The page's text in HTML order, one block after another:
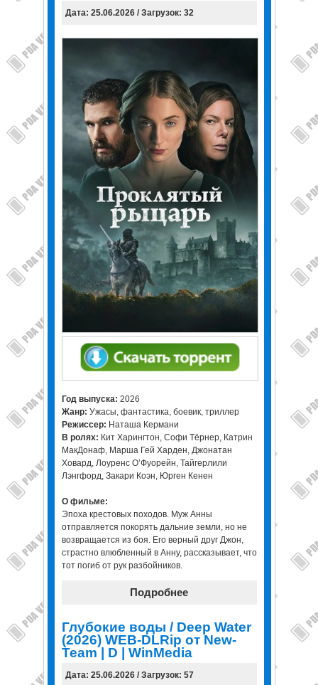
Дата: 25.06.2026 / Загрузок: 32
Год выпуска: 2026
Жанр: Ужасы, фантастика, боевик, триллер
Режиссер: Наташа Кермани
В ролях: Кит Харингтон, Софи Тёрнер, Катрин
МакДонаф, Марша Гей Харден, Джонатан
Ховард, Лоуренс О’Фуорейн, Тайгерлили
Лэнгфорд, Закари Коэн, Юрген Кенен
О фильме:
Эпоха крестовых походов. Муж Анны
отправляется покорять дальние земли, но не
возвращается из боя. Его верный друг Джон,
страстно влюбленный в Анну, рассказывает, что
тот погиб от рук разбойников.
Подробнее
Глубокие воды / Deep Water
(2026) WEB-DLRip от New-
Team | D | WinMedia
Дата: 25.06.2026 / Загрузок: 57